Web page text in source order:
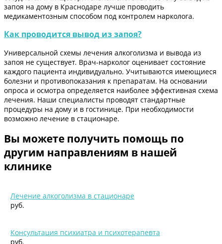
запоя на дому в Краснодаре лучше проводить
медикаментозным способом под контролем нарколога.
Как проводится вывод из запоя?
Универсальной схемы лечения алкоголизма и вывода из
запоя не существует. Врач-нарколог оценивает состояние
каждого пациента индивидуально. Учитываются имеющиеся
болезни и противопоказания к препаратам. На основании
опроса и осмотра определяется наиболее эффективная схема
лечения. Наши специалисты проводят стандартные
процедуры на дому и в гостинице. При необходимости
возможно лечение в стационаре.
Вы можете получить помощь по
другим направлениям в нашей
клинике
Лечение алкоголизма в стационаре
руб.
Консультация психиатра и психотерапевта
руб.